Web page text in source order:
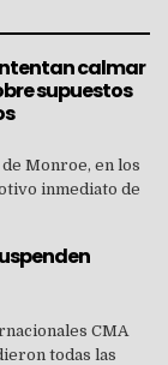
calmar
supuestos
Monroe, en los
inmediato de
CMA
todas las